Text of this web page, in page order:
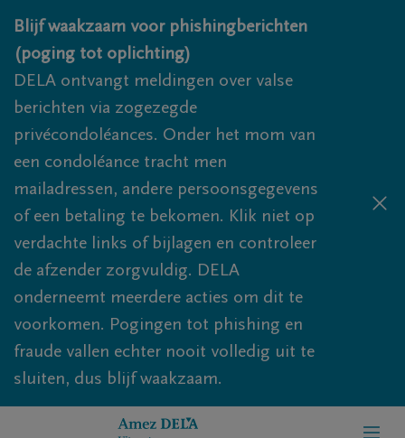
Overslaan en naar inhoud gaan
Blijf waakzaam voor phishingberichten
(poging tot oplichting)
DELA ontvangt meldingen over valse
berichten via zogezegde
privécondoléances. Onder het mom van
een condoléance tracht men
mailadressen, andere persoonsgegevens
of een betaling te bekomen. Klik niet op
verdachte links of bijlagen en controleer
de afzender zorgvuldig. DELA
onderneemt meerdere acties om dit te
voorkomen. Pogingen tot phishing en
fraude vallen echter nooit volledig uit te
sluiten, dus blijf waakzaam.